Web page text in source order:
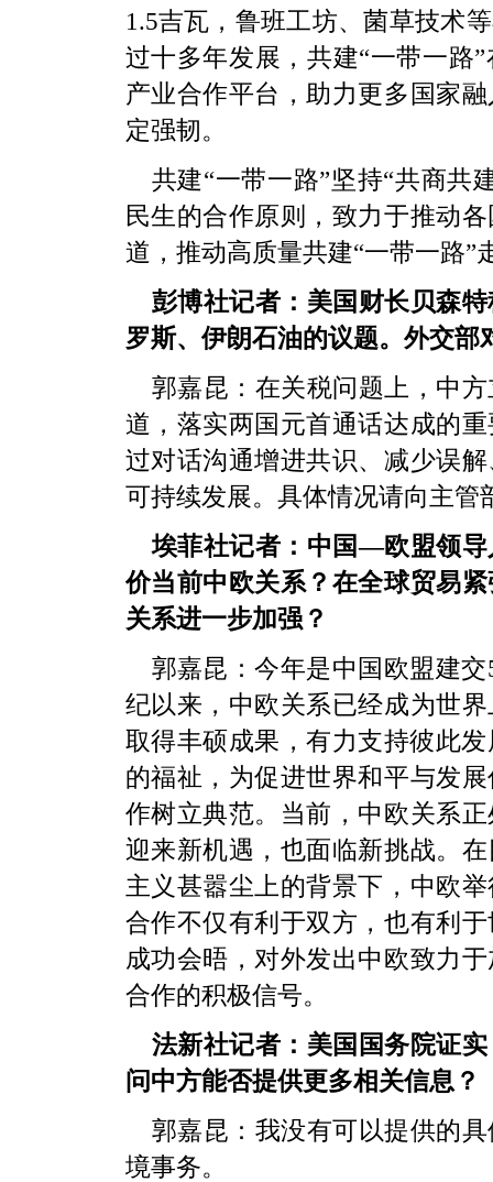
1.5吉瓦，鲁班工坊、菌草技术
过十多年发展，共建“一带一路
产业合作平台，助力更多国家
定强韧。
共建“一带一路”坚持“共商共
民生的合作原则，致力于推动
道，推动高质量共建“一带一路”
彭博社记者：美国财长贝森
罗斯、伊朗石油的议题。外交部
郭嘉昆： 在关税问题上，中
道，落实两国元首通话达成的
过对话沟通增进共识、减少误
可持续发展。具体情况请向主管
埃菲社记者：中国—欧盟领
价当前中欧关系？在全球贸易
关系进一步加强？
郭嘉昆：今年是中国欧盟建
纪以来，中欧关系已经成为世
取得丰硕成果，有力支持彼此
的福祉，为促进世界和平与发
作树立典范。当前，中欧关系
迎来新机遇，也面临新挑战。
主义甚嚣尘上的背景下，中欧
合作不仅有利于双方，也有利
成功会晤，对外发出中欧致力
合作的积极信号。
法新社记者：美国国务院证
问中方能否提供更多相关信息？
郭嘉昆： 我没有可以提供的
境事务。